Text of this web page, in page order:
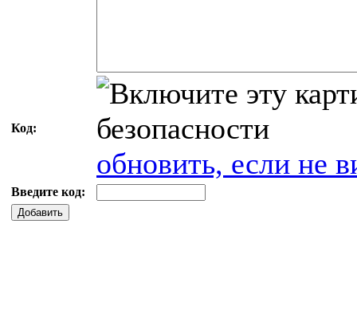
Код:
обновить, если не
Введите код:
Добавить